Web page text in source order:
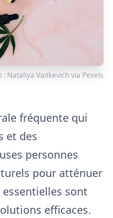
: Nataliya Vaitkevichvia Pexels
fréquente qui
et des
personnes
pour atténuer
sont
efficaces.